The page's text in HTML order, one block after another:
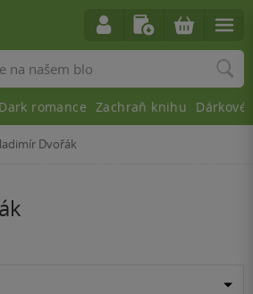
Dvořák
Dark romance Zachraň knihu Dárkové